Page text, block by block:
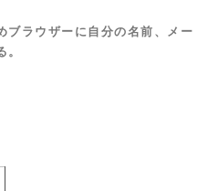
ブラウザーに自分の名前、メー